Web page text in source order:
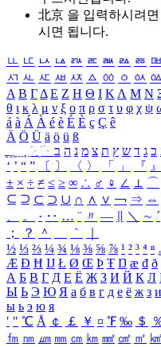
北京 을 입력하시려면
시면 됩니다.
ㅥ ㅦ ㅧ ㅨ ㅩ ㅪ ㅫ ㅬ ㅭ ㅮ
ㅺ ㅻ ㅼ ㅽ ㅾ ㅿ ㆀ ㆁ ㆂ ㆃ
Α Β ΓΔ Ε Ζ Η Θ Ι ΚΛ Μ Ν
θ ι κ λ μ ν ξ ο π ρ σ τ υ φ χ ψ
á à Á À é è É È ç Ç ê
Ä Ö Ü ä ö ü ß
ִֶֹ ֻּ ׁׂ כ ג ד ש ץ ת צ מ נ ה ב
‘ ’ “ ” 〔 〕 〈 〉 「 」 『 』
± × ÷ ≠ ≤ ≥ ∞ ∴ ♂ ♀ ∠ ⊥ ⌒
⊆ ⊇ ⊂ ⊃ ∪ ∩ ∧ ∨ ￢ ⇒ ⇔
、
。 · ‥ … ¨ 〃 ― ＼ ∼ ´
；
？ ＾ ｀
½ ⅓ ⅔ ¼ ¾ ⅛ ⅜ ⅝ ⅞ ¹ ² ³ ⁴ ⁿ ₁
Æ Ð Ħ Ĳ Ł Ø Œ Þ Ŧ Ŋ æ đ ð
А Б В Г Д Е Ё Ж З И Й К Л
Ы Ь Э Ю Я а б в г д е ё ж з и
ы ь э ю я
′ ″ ℃ Å ￠ ￡ ￥ ¤ ℉ ‰ ＄
㎙ ㎚ ㎛ ㎜ ㎝ ㎞ ㎟ ㎠ ㎡ ㎢